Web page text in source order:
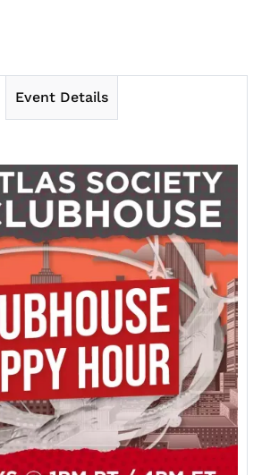
Event Details